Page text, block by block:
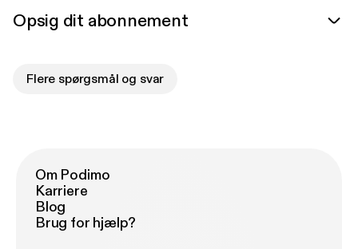
Opsig dit abonnement
Flere spørgsmål og svar
Om Podimo
Karriere
Blog
Brug for hjælp?